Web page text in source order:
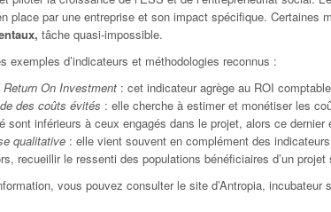
place par une entreprise et son impact spécifique. Certaines
tâche quasi-impossible.
exemples d’indicateurs et méthodologies reconnus :
On Investment : cet indicateur agrège au ROI
des coûts évités : elle cherche à estimer et monétiser les
sont inférieurs à ceux engagés dans le projet, alors ce
qualitative : elle vient souvent en complément des
recueillir le ressenti des populations bénéficiaires d’un
vous pouvez consulter le site d’Antropia,